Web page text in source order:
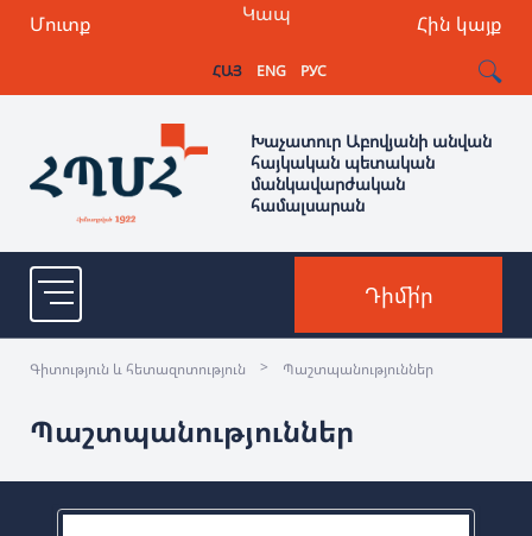
Մուտք Հին կայք
Կապ
ՀԱՅ ENG РУС
Խաչատուր Աբովյանի անվան
հայկական պետական
մանկավարժական
համալսարան
Դիմի՛ր
Գիտություն և հետազոտություն > Պաշտպանություններ
Պաշտպանություններ